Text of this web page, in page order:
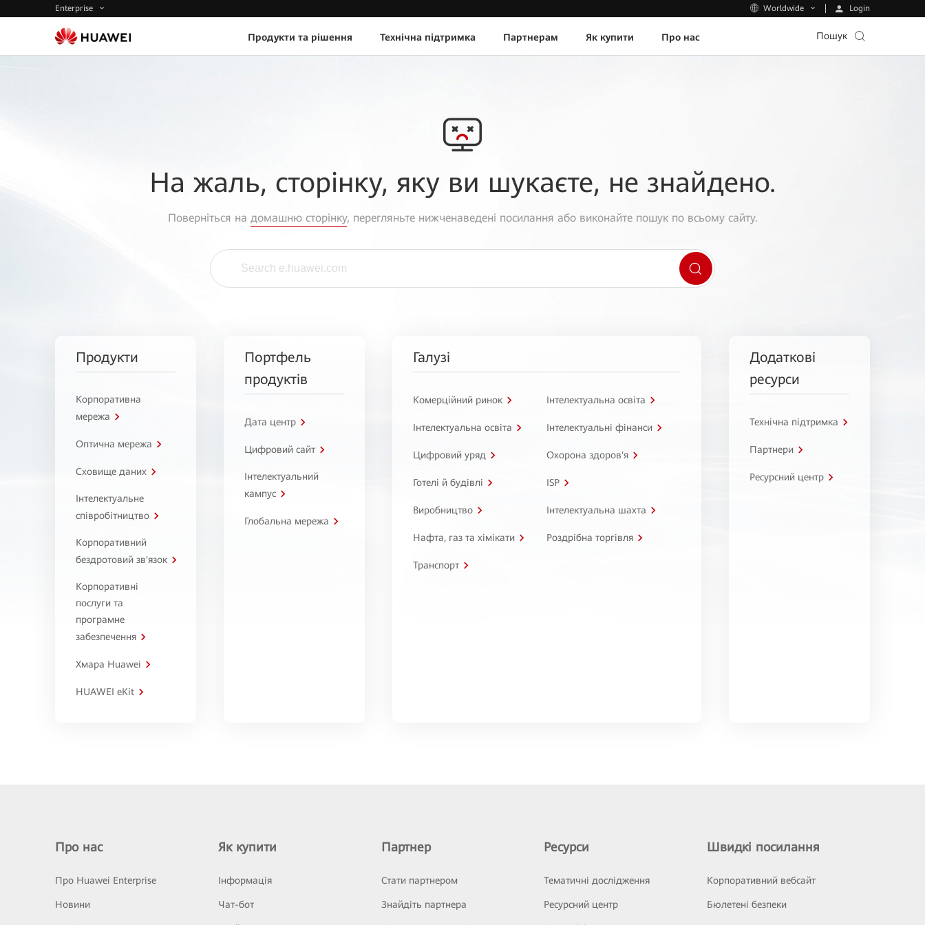
Enterprise Worldwide Login
Продукти та рішення Технічна підтримка Партнерам Як купити Про нас Пошук
На жаль, сторінку, яку ви шукаєте, не знайдено.
Поверніться на домашню сторінку, перегляньте нижченаведені посилання або виконайте пошук по всьому сайту.
Продукти
Корпоративна
мережа
Оптична мережа
Сховище даних
Інтелектуальне
співробітництво
Корпоративний
бездротовий зв'язок
Корпоративні
послуги та
програмне
забезпечення
Хмара Huawei
HUAWEI eKit
Портфель
продуктів
Дата центр
Цифровий сайт
Інтелектуальний
кампус
Глобальна мережа
Галузі
Комерційний ринок Інтелектуальна освіта
Інтелектуальна освіта Інтелектуальні фінанси
Цифровий уряд Охорона здоров'я
Готелі й будівлі ISP
Виробництво Інтелектуальна шахта
Нафта, газ та хімікати Роздрібна торгівля
Транспорт
Додаткові
ресурси
Технічна підтримка
Партнери
Ресурсний центр
Про нас
Про Huawei Enterprise
Новини
Як купити
Інформація
Чат-бот
Партнер
Стати партнером
Знайдіть партнера
Ресурси
Тематичні дослідження
Ресурсний центр
Швидкі посилання
Корпоративний вебсайт
Бюлетені безпеки